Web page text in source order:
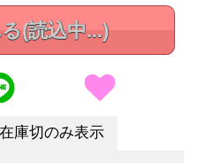
(読込中...)
在庫切のみ表示